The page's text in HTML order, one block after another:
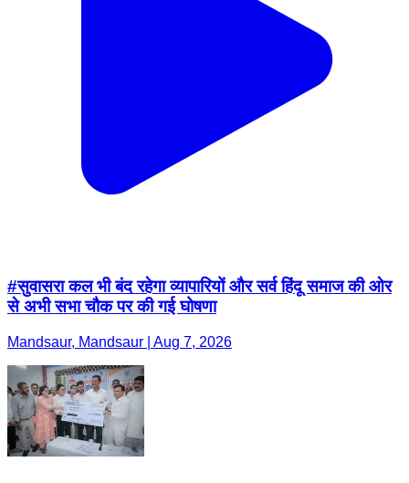
#सुवासरा कल भी बंद रहेगा व्यापारियों और सर्व हिंदू समाज की ओर
से अभी सभा चौक पर की गई घोषणा
Mandsaur, Mandsaur | Aug 7, 2026